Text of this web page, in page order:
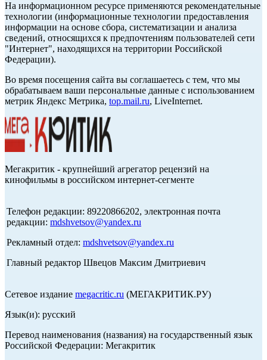
На информационном ресурсе применяются рекомендательные
технологии (информационные технологии предоставления
информации на основе сбора, систематизации и анализа
сведений, относящихся к предпочтениям пользователей сети
"Интернет", находящихся на территории Российской
Федерации).
Во время посещения сайта вы соглашаетесь с тем, что мы
обрабатываем ваши персональные данные с использованием
метрик Яндекс Метрика, top.mail.ru, LiveInternet.
Мегакритик - крупнейший агрегатор рецензий на
кинофильмы в российском интернет-сегменте
Телефон редакции: 89220866202, электронная почта
редакции: mdshvetsov@yandex.ru
Рекламный отдел: mdshvetsov@yandex.ru
Главный редактор Швецов Максим Дмитриевич
Сетевое издание megacritic.ru (МЕГАКРИТИК.РУ)
Язык(и): русский
Перевод наименования (названия) на государственный язык
Российской Федерации: Мегакритик